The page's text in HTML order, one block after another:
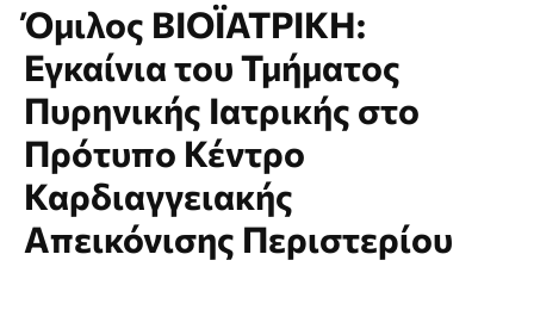
Όμιλος ΒΙΟΪΑΤΡΙΚΗ:
Εγκαίνια του Τμήματος
Πυρηνικής Ιατρικής στο
Πρότυπο Κέντρο
Καρδιαγγειακής
Απεικόνισης Περιστερίου